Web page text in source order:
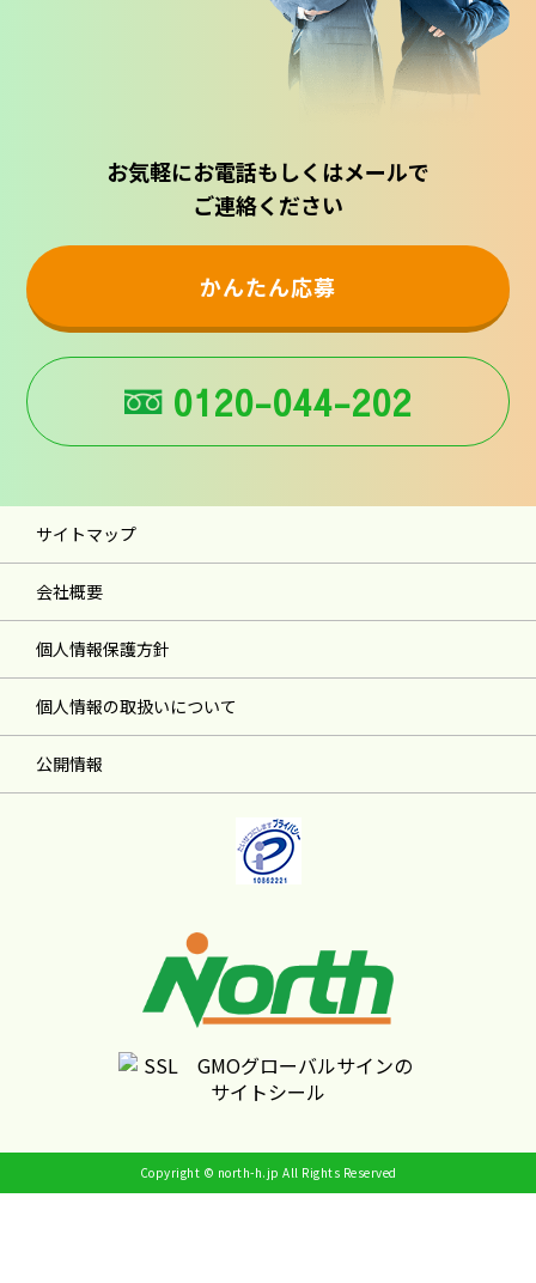
お気軽にお電話もしくはメールで
ご連絡ください
かんたん応募
0120-044-202
サイトマップ
会社概要
個人情報保護方針
個人情報の取扱いについて
公開情報
Copyright © north-h.jp All Rights Reserved